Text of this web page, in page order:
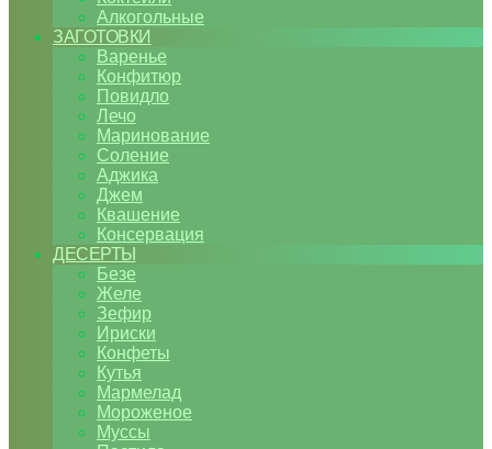
Алкогольные
ЗАГОТОВКИ
Варенье
Конфитюр
Повидло
Лечо
Маринование
Соление
Аджика
Джем
Квашение
Консервация
ДЕСЕРТЫ
Безе
Желе
Зефир
Ириски
Конфеты
Кутья
Мармелад
Мороженое
Муссы